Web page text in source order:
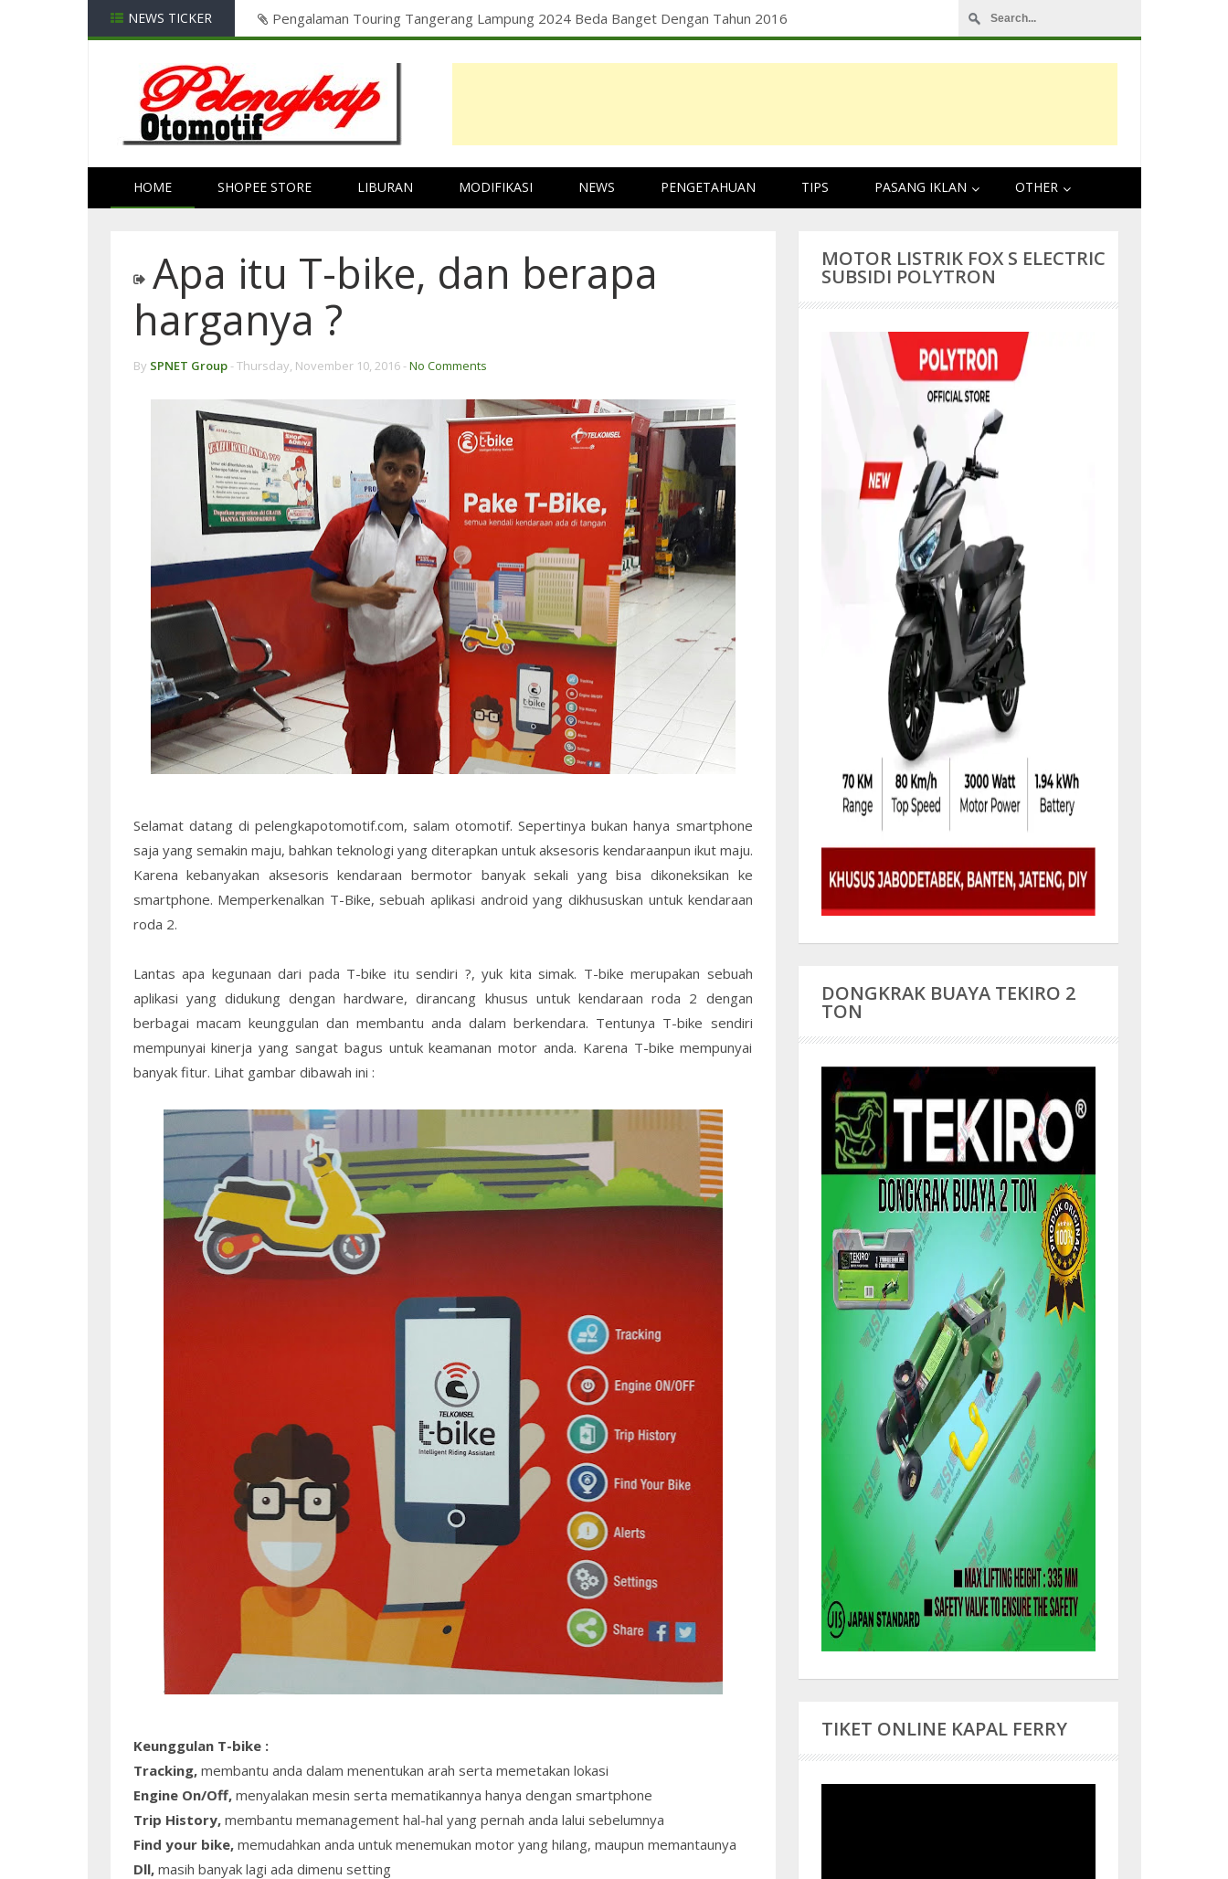
NEWS TICKER
Honda Vario125 Pengalaman Touring Tangerang Lampung 2024 Beda Banget Dengan Tahun 2016 WASPADA!!! Jika Pasang Ban Motor Tidak
HOME SHOPEE STORE LIBURAN MODIFIKASI NEWS PENGETAHUAN TIPS PASANG IKLAN OTHER
Apa itu T-bike, dan berapa
harganya ?
By SPNET Group-Thursday, November 10, 2016 -No Comments
Selamat datang di pelengkapotomotif.com, salam otomotif. Sepertinya bukan hanya smartphone
saja yang semakin maju, bahkan teknologi yang diterapkan untuk aksesoris kendaraanpun ikut maju.
Karena kebanyakan aksesoris kendaraan bermotor banyak sekali yang bisa dikoneksikan ke
smartphone. Memperkenalkan T-Bike, sebuah aplikasi android yang dikhususkan untuk kendaraan
roda 2.
Lantas apa kegunaan dari pada T-bike itu sendiri ?, yuk kita simak. T-bike merupakan sebuah
aplikasi yang didukung dengan hardware, dirancang khusus untuk kendaraan roda 2 dengan
berbagai macam keunggulan dan membantu anda dalam berkendara. Tentunya T-bike sendiri
mempunyai kinerja yang sangat bagus untuk keamanan motor anda. Karena T-bike mempunyai
banyak fitur. Lihat gambar dibawah ini :
Keunggulan T-bike :
Tracking, membantu anda dalam menentukan arah serta memetakan lokasi
Engine On/Off, menyalakan mesin serta mematikannya hanya dengan smartphone
Trip History, membantu memanagement hal-hal yang pernah anda lalui sebelumnya
Find your bike,memudahkan anda untuk menemukan motor yang hilang, maupun memantaunya
Dll,masih banyak lagi ada dimenu setting
MOTOR LISTRIK FOX S ELECTRIC
SUBSIDI POLYTRON
DONGKRAK BUAYA TEKIRO 2
TON
TIKET ONLINE KAPAL FERRY